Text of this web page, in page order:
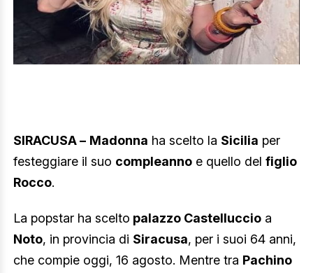
SIRACUSA – Madonna ha scelto la Sicilia per
festeggiare il suo compleanno e quello del figlio
Rocco.
La popstar ha scelto palazzo Castelluccio a
Noto, in provincia di Siracusa, per i suoi 64 anni,
che compie oggi, 16 agosto. Mentre tra Pachino